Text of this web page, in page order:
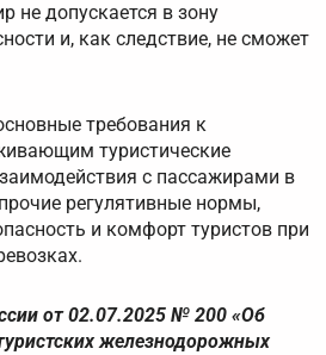
не допускается в зону
и, как следствие, не сможет
требования к
туристические
с пассажирами в
регулятивные нормы,
и комфорт туристов при
от 02.07.2025 № 200 «Об
железнодорожных